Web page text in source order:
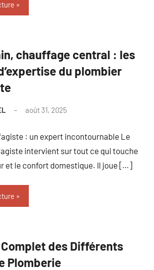
chauffage central : les
du plombier
août 31, 2025
: un expert incontournable Le
intervient sur tout ce qui touche
et le confort domestique. Il joue […]
des Différents
Plomberie